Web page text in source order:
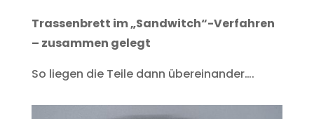
Trassenbrett im „Sandwitch“-Verfahren
– zusammen gelegt
So liegen die Teile dann übereinander….